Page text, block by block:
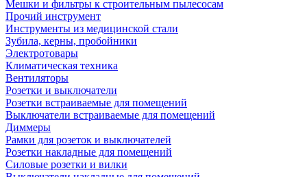
Мешки и фильтры к строительным пылесосам
Прочий инструмент
Инструменты из медицинской стали
Зубила, керны, пробойники
Электротовары
Климатическая техника
Вентиляторы
Розетки и выключатели
Розетки встраиваемые для помещений
Выключатели встраиваемые для помещений
Диммеры
Рамки для розеток и выключателей
Розетки накладные для помещений
Силовые розетки и вилки